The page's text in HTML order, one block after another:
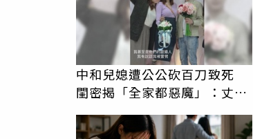
中和兒媳遭公公砍百刀致死
閨密揭「全家都惡魔」：丈夫